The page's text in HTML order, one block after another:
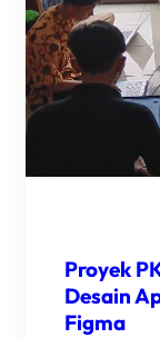
Proyek
Desain
Figma